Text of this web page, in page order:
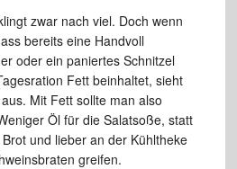
zwar nach viel. Doch wenn
bereits eine Handvoll
oder ein paniertes Schnitzel
Fett beinhaltet, sieht
Mit Fett sollte man also
Öl für die Salatsoße, statt
und lieber an der Kühltheke
greifen.